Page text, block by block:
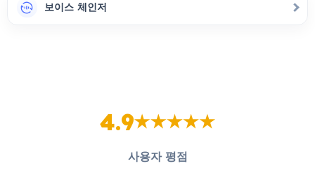
보이스 체인저
4.9
사용자 평점